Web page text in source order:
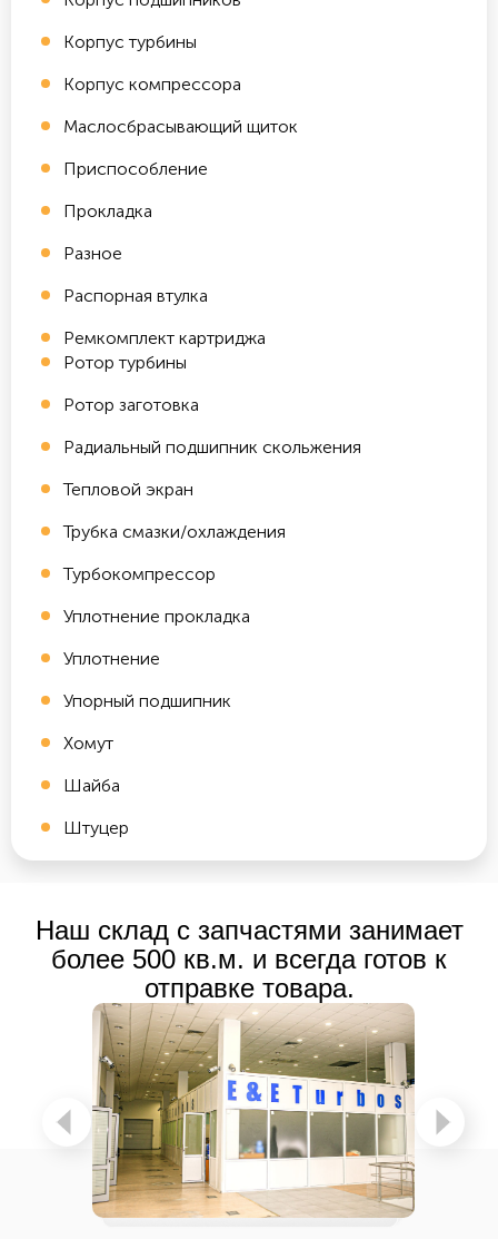
Корпус турбины
Корпус компрессора
Маслосбрасывающий щиток
Приспособление
Прокладка
Разное
Распорная втулка
Ремкомплект картриджа
Ротор турбины
Ротор заготовка
Радиальный подшипник скольжения
Тепловой экран
Трубка смазки/охлаждения
Турбокомпрессор
Уплотнение прокладка
Уплотнение
Упорный подшипник
Хомут
Шайба
Штуцер
Наш склад с запчастями занимает
более 500 кв.м. и всегда готов к
отправке товара.